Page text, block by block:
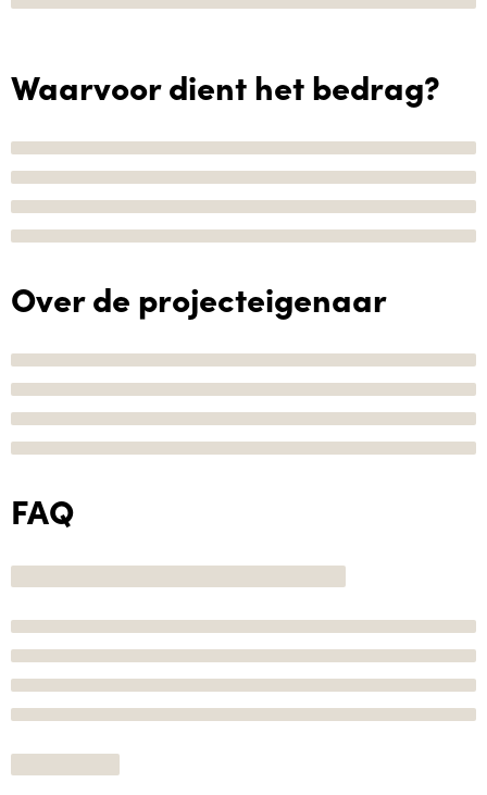
Waarvoor dient het bedrag?
Over de projecteigenaar
FAQ